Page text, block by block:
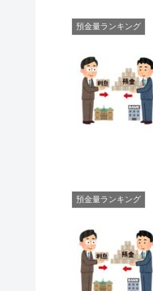
預金量ランキング
預金量ランキング